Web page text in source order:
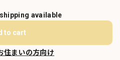
available
to cart
住まいの方向け